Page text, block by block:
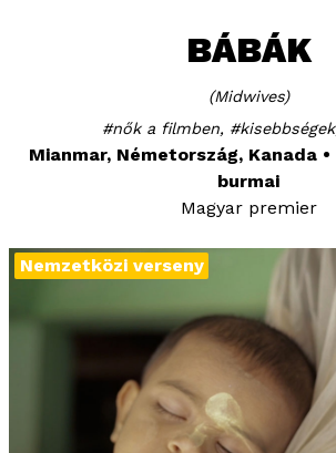
BÁBÁK
Midwives
nők a filmben
kisebbségek
Mianmar, Németország, Kanada
burmai
Magyar premier
Nemzetközi verseny